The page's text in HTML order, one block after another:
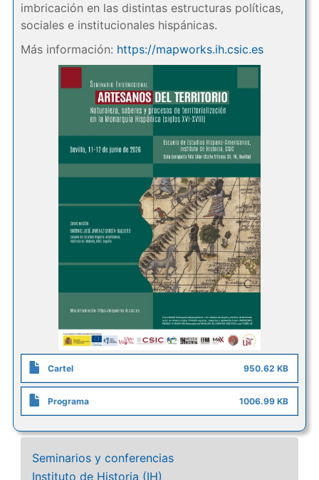
imbricación en las distintas estructuras políticas,
sociales e institucionales hispánicas.
Más información: https://mapworks.ih.csic.es
Cartel 950.62 KB
Programa 1006.99 KB
Seminarios y conferencias
Instituto de Historia (IH)